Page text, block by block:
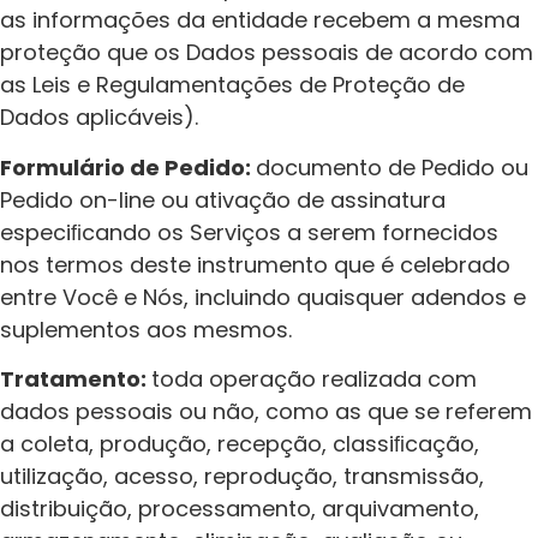
as informações da entidade recebem a mesma
proteção que os Dados pessoais de acordo com
as Leis e Regulamentações de Proteção de
Dados aplicáveis).
Formulário de Pedido: documento de Pedido ou
Pedido on-line ou ativação de assinatura
especiﬁcando os Serviços a serem fornecidos
nos termos deste instrumento que é celebrado
entre Você e Nós, incluindo quaisquer adendos e
suplementos aos mesmos.
Tratamento: toda operação realizada com
dados pessoais ou não, como as que se referem
a coleta, produção, recepção, classiﬁcação,
utilização, acesso, reprodução, transmissão,
distribuição, processamento, arquivamento,